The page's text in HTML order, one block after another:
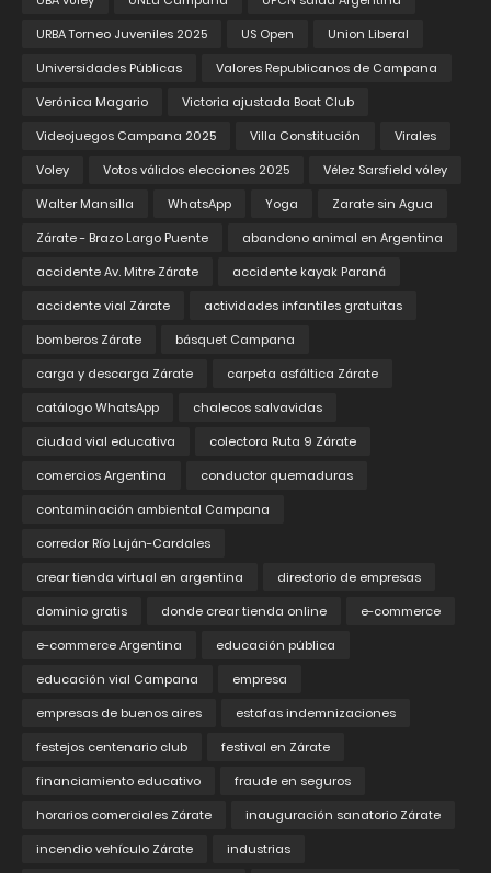
URBA Torneo Juveniles 2025
US Open
Union Liberal
Universidades Públicas
Valores Republicanos de Campana
Verónica Magario
Victoria ajustada Boat Club
Videojuegos Campana 2025
Villa Constitución
Virales
Voley
Votos válidos elecciones 2025
Vélez Sarsfield vóley
Walter Mansilla
WhatsApp Yoga
Zarate sin Agua
Zárate - Brazo Largo Puente
abandono animal en Argentina
accidente Av. Mitre Zárate
accidente kayak Paraná
accidente vial Zárate
actividades infantiles gratuitas
bomberos Zárate
básquet Campana
carga y descarga Zárate
carpeta asfáltica Zárate
catálogo WhatsApp
chalecos salvavidas
ciudad vial educativa
colectora Ruta 9 Zárate
comercios Argentina
conductor quemaduras
contaminación ambiental Campana
corredor Río Luján-Cardales
crear tienda virtual en argentina
directorio de empresas
dominio gratis
donde crear tienda online
e-commerce
e-commerce Argentina
educación pública
educación vial Campana
empresa
empresas de buenos aires
estafas indemnizaciones
festejos centenario club
festival en Zárate
financiamiento educativo
fraude en seguros
horarios comerciales Zárate
inauguración sanatorio Zárate
incendio vehículo Zárate
industrias